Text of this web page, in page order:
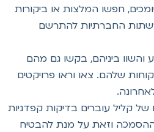
חפשו המלצות או ביקורות
החברתיות להתרשם
ביניהם, בקשו גם מהם
שלהם. צאו וראו פרויקטים
קליל עוברים בדיקות קפדניות
וזאת על מנת להבטיח